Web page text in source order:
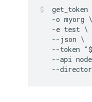
get_token
   -o myorg \
   -e test \
   --json \
--token
--api
--